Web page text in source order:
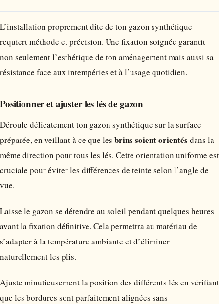
L’installation proprement dite de ton gazon synthétique
requiert méthode et précision. Une fixation soignée garantit
non seulement l’esthétique de ton aménagement mais aussi sa
résistance face aux intempéries et à l’usage quotidien.
Positionner et ajuster les lés de gazon
Déroule délicatement ton gazon synthétique sur la surface
préparée, en veillant à ce que les brins soient orientés dans la
même direction pour tous les lés. Cette orientation uniforme est
cruciale pour éviter les différences de teinte selon l’angle de
vue.
Laisse le gazon se détendre au soleil pendant quelques heures
avant la fixation définitive. Cela permettra au matériau de
s’adapter à la température ambiante et d’éliminer
naturellement les plis.
Ajuste minutieusement la position des différents lés en vérifiant
que les bordures sont parfaitement alignées sans